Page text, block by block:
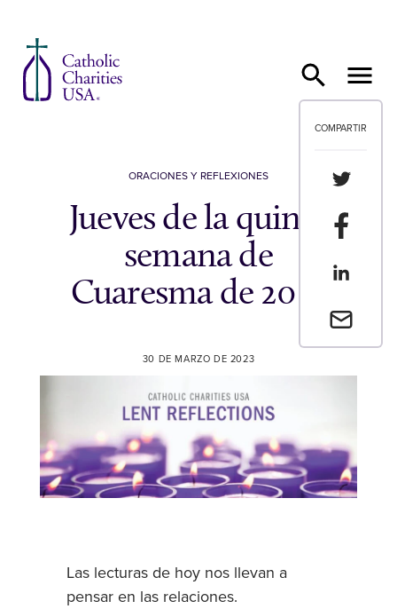
COMPARTIR
Envia un
ORACIONES Y REFLEXIONES
Jueves de la quinta
semana de
Cuaresma de 2023
30 DE MARZO DE 2023
Las lecturas de hoy nos llevan a
pensar en las relaciones.